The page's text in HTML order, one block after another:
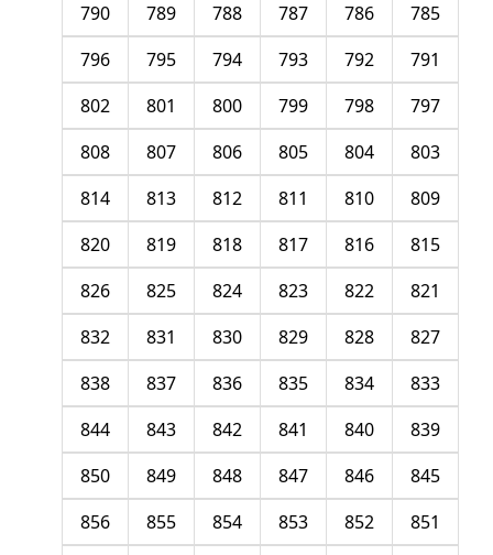
785
786
787
788
789
790
791
792
793
794
795
796
797
798
799
800
801
802
803
804
805
806
807
808
809
810
811
812
813
814
815
816
817
818
819
820
821
822
823
824
825
826
827
828
829
830
831
832
833
834
835
836
837
838
839
840
841
842
843
844
845
846
847
848
849
850
851
852
853
854
855
856